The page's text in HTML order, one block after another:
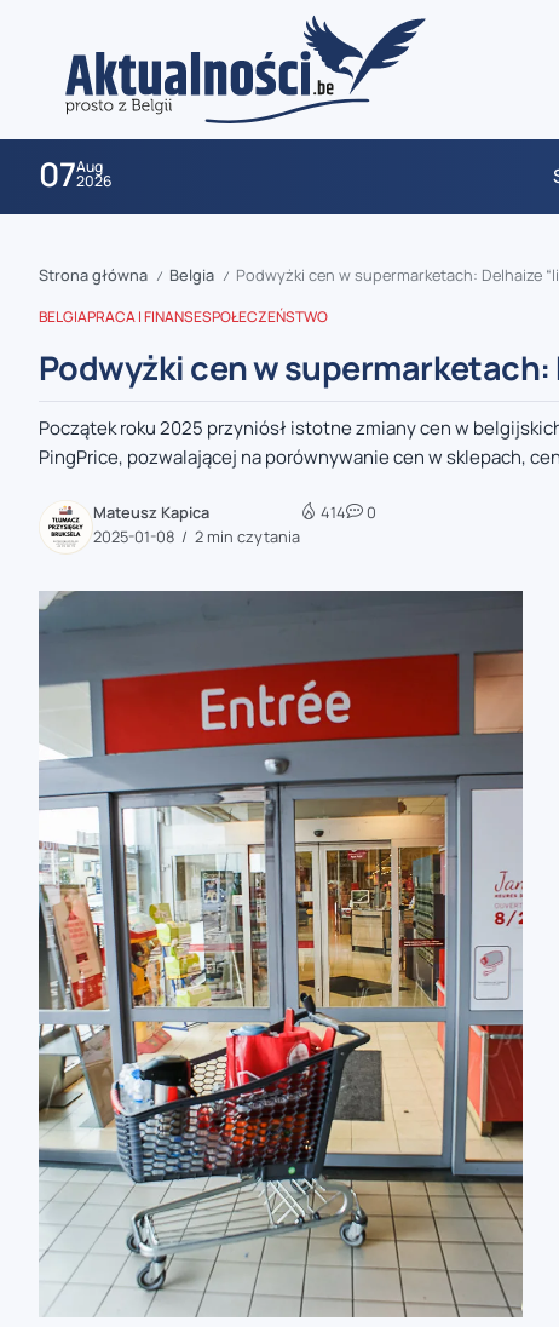
07Aug
2026
zaobserwuj nas
zaobserwuj nas
zaobserwuj nas
zaobserwuj nas
zaobserwuj nas
Strona główna / Belgia / Podwyżki cen w supermarketach: Delhaize
BELGIAPRACA I FINANSESPOŁECZEŃSTWO
Podwyżki cen w
Początek roku 2025 przyniósł istotne zmiany cen w
PingPrice, pozwalającej na porównywanie cen w sklepach,
Mateusz Kapica
2025-01-08
2 min czytania
414 0